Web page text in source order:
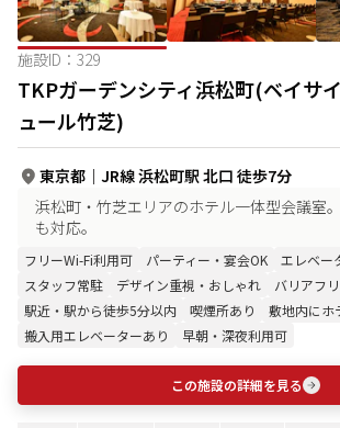
施設ID： 329
TKPガーデンシティ浜松町(ベイサ
ュール竹芝)
東京都 ｜ JR線 浜松町駅 北口 徒歩7分
浜松町・竹芝エリアのホテル一体型会議室
も対応。
フリーWi-Fi利用可 パーティー・宴会OK
エレベー
スタッフ常駐
デザイン重視・おしゃれ
バリアフ
駅近・駅から徒歩5分以内
喫煙所あり
敷地内にホ
搬入用エレベーターあり
早朝・深夜利用可
この施設の詳細を見る